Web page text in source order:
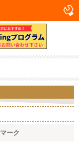
ーク